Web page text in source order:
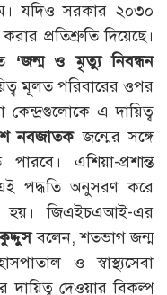
যদিও সরকার ২০৩০
প্রতিশ্রুতি দিয়েছে।
‘জন্ম ও মৃত্যু নিবন্ধন
মূলত পরিবারের ওপর
কেন্দ্রগুলোকে এ দায়িত্ব
নবজাতকজন্মের সঙ্গে
এশিয়া-প্রশান্ত
পদ্ধতি অনুসরণ করে
হয়। জিএইচএআই-এর
বলেন, শতভাগ জন্ম
ও স্বাস্থ্যসেবা
দায়িত্ব দেওয়ার বিকল্প